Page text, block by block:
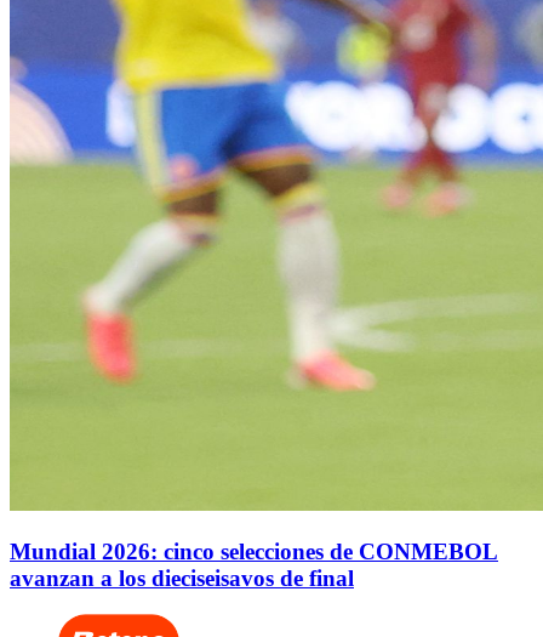
Mundial 2026: cinco selecciones de CONMEBOL
avanzan a los dieciseisavos de final